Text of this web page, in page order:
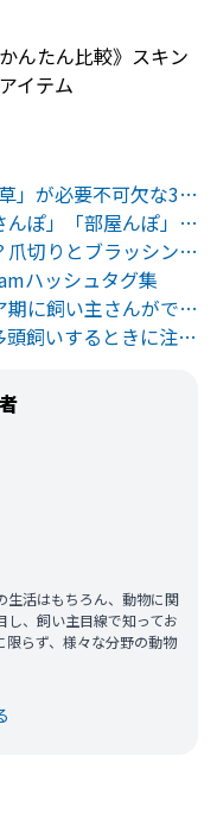
ペレットだけはNG！うさぎに「牧草」が必要不可欠な3つの理由
うさぎの散歩は室内？屋外？「うさんぽ」「部屋んぽ」の方法と注意点
うさぎに必要なグルーミングとは？爪切りとブラッシングのやり方
ハッシュタグ集
うさぎの老化のサインとは？シニア期に飼い主さんができること
うさぎは寂しいと死ぬって本当？多頭飼いするときに注意することとは
生活はもちろん、動物に関
し、飼い主目線で知ってお
限らず、様々な分野の動物